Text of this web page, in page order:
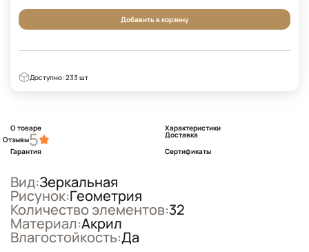
Добавить в корзину
Доступно: 233 шт
О товаре
Характеристики
Отзывы5
Доставка
Гарантия
Сертификаты
Вид:Зеркальная
Рисунок:Геометрия
Количество элементов:32
Материал:Акрил
Влагостойкость:Да